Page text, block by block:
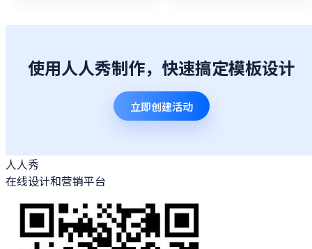
使用人人秀制作，快速搞定模板设计
立即创建活动
人人秀
在线设计和营销平台